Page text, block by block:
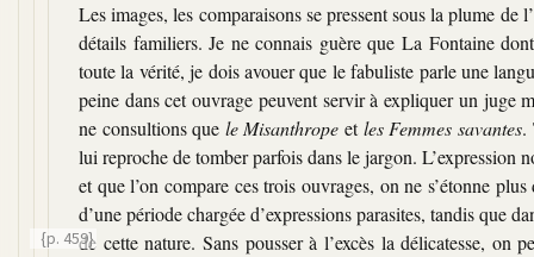
Les images, les comparaisons se pressent sous la plume
détails familiers. Je ne connais guère que La Fontaine
toute la vérité, je dois avouer que le fabuliste parle une
peine dans cet ouvrage peuvent servir à expliquer un juge
ne consultions que le Misanthrope etles Femmes savantes.
lui reproche de tomber parfois dans le jargon. L’expression
et que l’on compare ces trois ouvrages, on ne s’étonne
d’une période chargée d’expressions parasites, tandis que
de cette nature. Sans pousser à l’excès la délicatesse, on
{p. 459}